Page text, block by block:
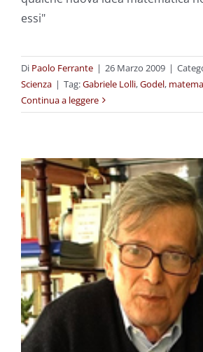
essi"
Di Paolo Ferrante | 26 Marzo 2009 |
Scienza | Tag:Gabriele Lolli,Godel,
Continua a leggere